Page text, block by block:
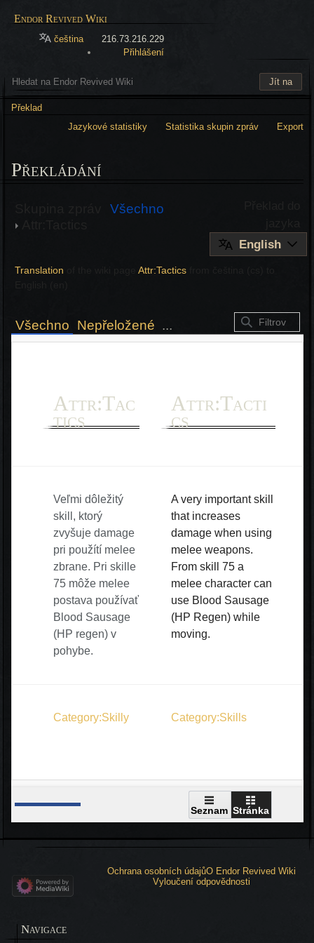
Endor Revived Wiki
čeština
216.73.216.229
Přihlášení
Překlad
Jazykové statistiky
Statistika skupin zpráv Export
Překládání
Všechno
English
Translation Attr:Tacticsfrom
Všechno Nepřeložené ...
Attr:Tac
tics
Attr:Tacti
cs
Veľmi dôležitý
skill, ktorý
zvyšuje damage
pri použítí melee
zbrane. Pri skille
75 môže melee
postava používať
Blood Sausage
(HP regen) v
pohybe.
A very important skill
that increases
damage when using
melee weapons.
From skill 75 a
melee character can
use Blood Sausage
(HP Regen) while
moving.
Category:Skilly Category:Skills
Seznam Stránka
Ochrana osobních údajůO Endor Revived Wiki
Vyloučení odpovědnosti
Navigace